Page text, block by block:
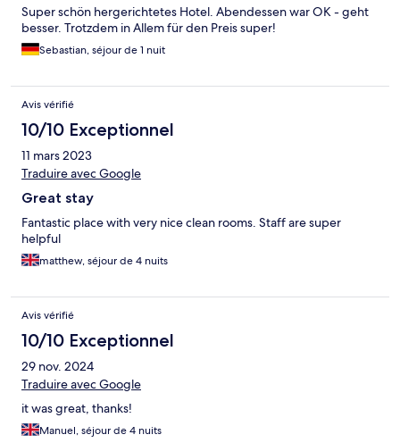
Super schön hergerichtetes Hotel. Abendessen war OK - geht
besser. Trotzdem in Allem für den Preis super!
Sebastian, séjour de 1 nuit
Avis vérifié
10/10 Exceptionnel
11 mars 2023
Traduire avec Google
Great stay
Fantastic place with very nice clean rooms. Staff are super
helpful
matthew, séjour de 4 nuits
Avis vérifié
10/10 Exceptionnel
29 nov. 2024
Traduire avec Google
it was great, thanks!
Manuel, séjour de 4 nuits